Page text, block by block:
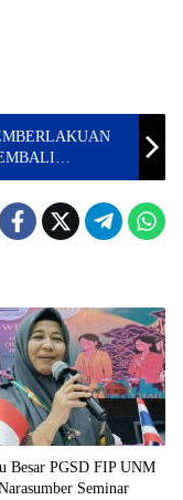
BALLO’
Besar PGSD FIP UNM
Seminar